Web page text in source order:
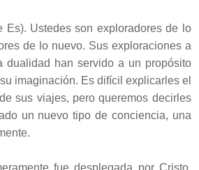
Es). Ustedes son exploradores de lo
de lo nuevo. Sus exploraciones a
dualidad han servido a un propósito
imaginación. Es difícil explicarles el
sus viajes, pero queremos decirles
un nuevo tipo de conciencia, una
fue desplegada por Cristo,